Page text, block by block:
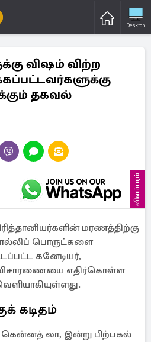
Desktop
விஷம் விற்ற
தகவல்
விளம்பரம்
மரணத்திற்கு
பொருட்களை
கனேடியர்,
விசாரணையை எதிர்கொள்ள
கடிதம்
கென்னத் லா, இன்று பிற்பகல்